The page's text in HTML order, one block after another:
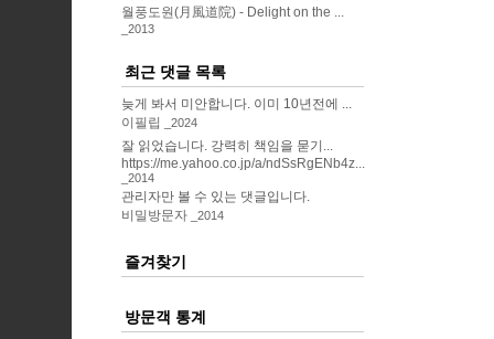
월풍도원(月風道院) - Delight on the ...
2013
최근 댓글 목록
늦게 봐서 미안합니다. 이미 10년전에 ...
이필립
2024
잘 읽었습니다. 강력히 책임을 묻기...
https://me.yahoo.co.jp/a/ndSsRgENb4z...
2014
관리자만 볼 수 있는 댓글입니다.
비밀방문자
2014
즐겨찾기
방문객 통계